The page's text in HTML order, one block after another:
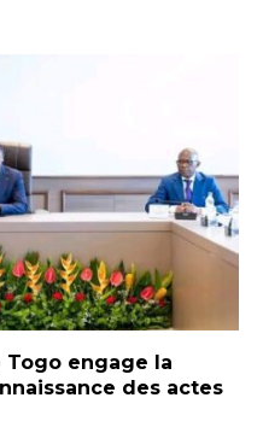
engage la
des actes